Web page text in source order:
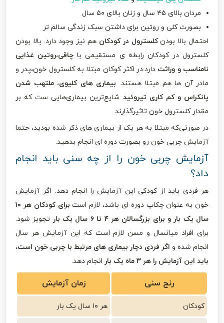
مردان بالای ۴۵ سال و زنان بالای ۵۰ سال
بصورت کلی و روتین برای داشتن سبک زندگی سالم تر
احتمال بالا بودنکلسترول در کودکان هم نیز وجود دارد. بالا بودن
کلسترول در کودکان رابطه ی مستقیمی با چاقی،روتین غذایی
نامناسب و وراثت دارد.در اکثر کوکان مبتلا به کلسترول خون،پدر و
مادر آن ها هم مبتلا هستند. بیماری های کلیوی، ملتهب شدن
پانکراس و کم کاری تیروئید شایع‌ترین بیماری‌هایی ست که بر
مقدار کلسترول خون تاثیرگذارند.
در صورتی‌که مبتلا به هر یک از بیماری های ذکر شده بودید، حتما
آزمایش چربی خون رو بصورت دوره ای انجام بدهید.
آزمایش چربی خون را از چه سنی باید انجام
داد؟
هر فردی باید از کودکی این آزمایش را انجام دهد. اگر آزمایش
خون به عنوان چکاپ دوره ای باشد، لازم است
برای کودکان هر ۱۰
سال یک بار و برای بزرگسالان هر ۴ تا ۶ سال یک بار
تجویز شود.
برای افراد میانسال و مسن لازم است که این آزمایش هر سال
انجام شده و اگر فردی دچار بیماری های مرتبط با چربی خون است،
باید این آزمایش را هر ۳ ماه یک بار
انجام دهد.
رنج سنی زمان آزمایش
کودکان هر ۱۰ سال یک بار